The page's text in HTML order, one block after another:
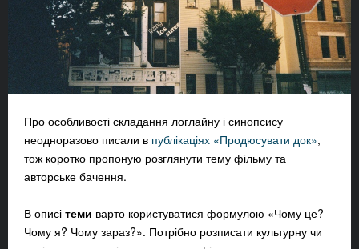
Про особливості складання логлайну і синопсису
неодноразово писали в публікаціях «Продюсувати док»,
тож коротко пропоную розглянути тему фільму та
авторське бачення.
В описі теми варто користуватися формулою «Чому це?
Чому я? Чому зараз?». Потрібно розписати культурну чи